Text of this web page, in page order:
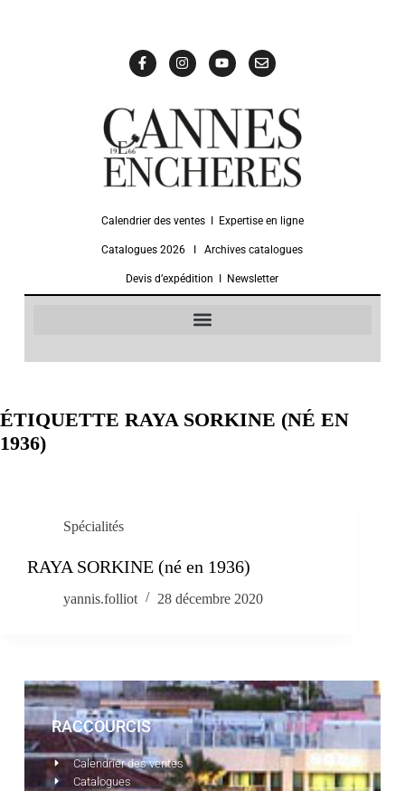
Calendrier des ventesΙ Expertise en ligne
Catalogues 2026 ΙArchives catalogues
Devis d’expédition Newsletter
ÉTIQUETTE RAYA SORKINE (NÉ EN
1936)
Spécialités
RAYA SORKINE (né en 1936)
yannis.folliot 28 décembre 2020
RACCOURCIS
Calendrier des ventes
Catalogues